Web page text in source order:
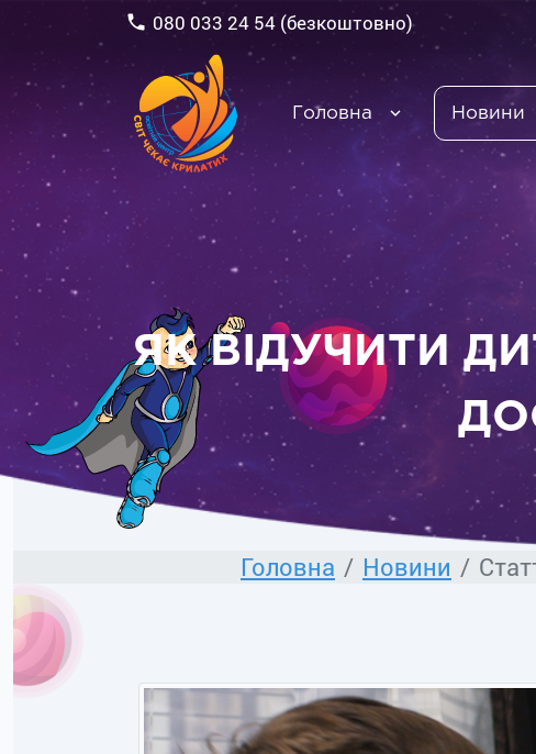
080 033 24 54 (безкоштовно)
Головна Новини
ЯК ВІДУЧИТИ
Головна Новини